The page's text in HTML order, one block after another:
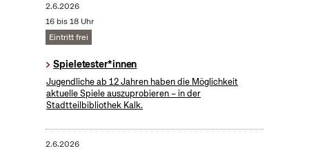
2.6.2026
16 bis 18 Uhr
Eintritt frei
Spieletester*innen
Jugendliche ab 12 Jahren haben die Möglichkeit
aktuelle Spiele auszuprobieren – in der
Stadtteilbibliothek Kalk.
2.6.2026